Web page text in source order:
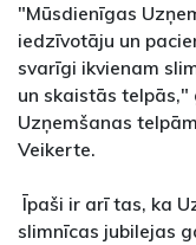
"Mūsdienīgas
iedzīvotāju un
svarīgi ikvienam
un skaistās
Uzņemšanas
Veikerte.
Īpaši ir arī tas, ka
slimnīcas jubilejas